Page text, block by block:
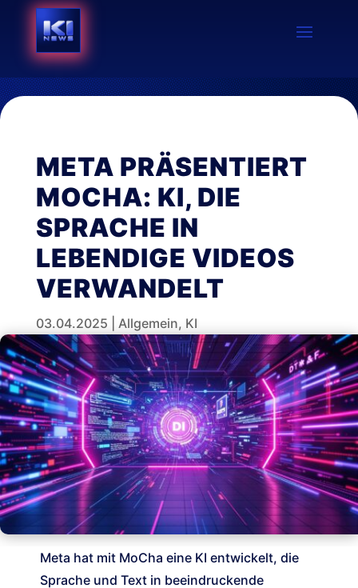
META PRÄSENTIERT
MOCHA: KI, DIE
SPRACHE IN
LEBENDIGE VIDEOS
VERWANDELT
03.04.2025 Allgemein, KI
Meta hat mit MoCha eine KI entwickelt, die
Sprache und Text in beeindruckende